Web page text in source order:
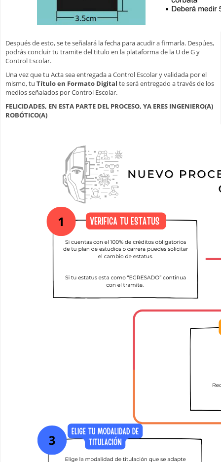
Después de esto, se te señalará la fecha para acudir a firmarla. Despúes,
podrás concluir tu tramite del titulo en la plataforma de la U de G y
Control Escolar.
Una vez que tu Acta sea entregada a Control Escolar y validada por el
mismo, tu Título en Formato Digital te será entregado a través de los
medios señalados por Control Escolar.
FELICIDADES, EN ESTA PARTE DEL PROCESO, YA ERES INGENIERO(A)
ROBÓTICO(A)